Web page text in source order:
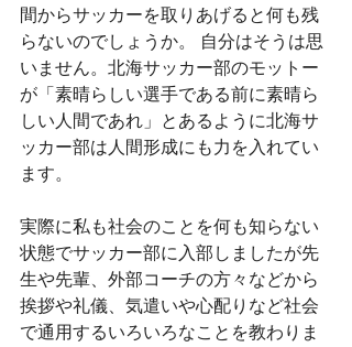
間からサッカーを取りあげると何も残
らないのでしょうか。 自分はそうは思
いません。北海サッカー部のモットー
が「素晴らしい選手である前に素晴ら
しい人間であれ」とあるように北海サ
ッカー部は人間形成にも力を入れてい
ます。
実際に私も社会のことを何も知らない
状態でサッカー部に入部しましたが先
生や先輩、外部コーチの方々などから
挨拶や礼儀、気遣いや心配りなど社会
で通用するいろいろなことを教わりま